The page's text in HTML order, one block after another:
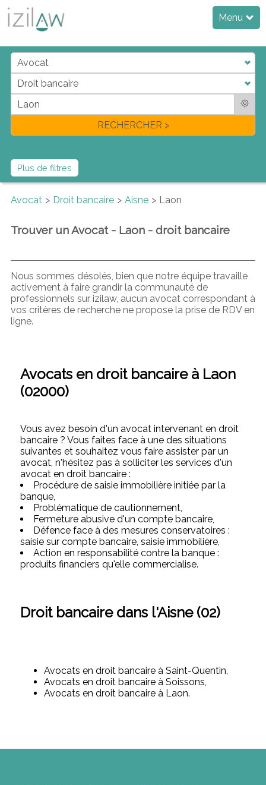
Menu
jdadi
fl
RECHERCHER >
Plus de filtres
Avocat Droit bancaire Aisne Laon
Trouver un Avocat - Laon - droit bancaire
Nous sommes désolés, bien que notre équipe travaille
activement à faire grandir la communauté de
professionnels sur izilaw, aucun avocat correspondant à
vos critères de recherche ne propose la prise de RDV en
ligne.
Avocats en droit bancaire à Laon
(02000)
Vous avez besoin d'un avocat intervenant en droit
bancaire ? Vous faites face à une des situations
suivantes et souhaitez vous faire assister par un
avocat, n'hésitez pas à solliciter les services d'un
avocat en droit bancaire :
Procédure de saisie immobilière initiée par la
banque,
Problématique de cautionnement,
Fermeture abusive d'un compte bancaire,
Défence face à des mesures conservatoires :
saisie sur compte bancaire, saisie immobilière,
Action en responsabilité contre la banque :
produits financiers qu'elle commercialise.
Droit bancaire dans l'Aisne (02)
Avocats en droit bancaire à Saint-Quentin,
Avocats en droit bancaire à Soissons,
Avocats en droit bancaire à Laon.